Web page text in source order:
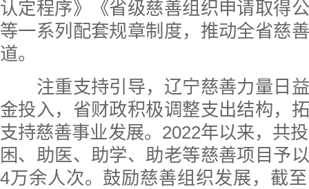
认定程序》《省级慈善组织申请取得
等一系列配套规章制度，推动全省慈
道。
注重支持引导，辽宁慈善力量日益
金投入，省财政积极调整支出结构，
支持慈善事业发展。2022年以来，共
困、助医、助学、助老等慈善项目予
4万余人次。鼓励慈善组织发展，截